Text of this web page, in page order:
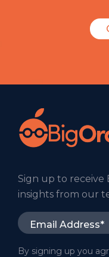
Sign up to receive
insights from our
By signing up you